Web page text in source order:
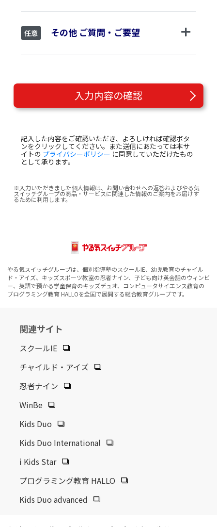
任意 その他 ご質問・ご要望
入力内容の確認
記入した内容をご確認いただき、よろしければ確認ボタ
ンをクリックしてください。また送信にあたっては本サ
イトの プライバシーポリシー に同意していただけたもの
として承ります。
※入力いただきました個人情報は、お問い合わせへの返答およびやる気
スイッチグループの商品・サービスに関連した情報のご案内をお届けす
るために利用します。
やる気スイッチグループは、個別指導塾のスクールIE、幼児教育のチャイル
ド・アイズ、キッズスポーツ教室の忍者ナイン、子ども向け英会話のウィンビ
ー、英語で預かる学童保育のキッズデュオ、コンピュータサイエンス教育の
プログラミング教育 HALLOを全国で展開する総合教育グループです。
関連サイト
スクールIE
チャイルド・アイズ
忍者ナイン
WinBe
Kids Duo
Kids Duo International
i Kids Star
プログラミング教育 HALLO
Kids Duo advanced